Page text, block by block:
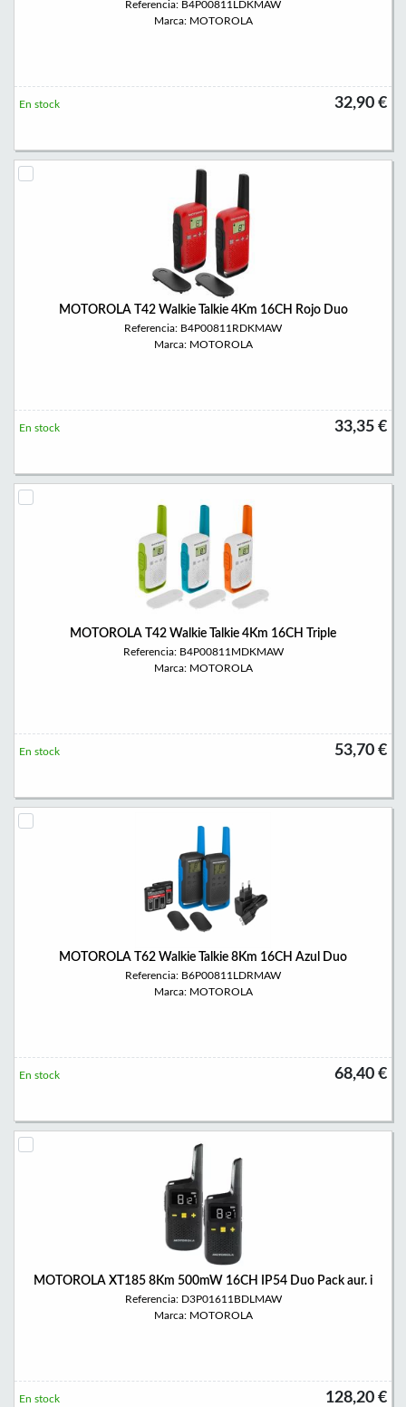
Referencia: B4P00811LDKMAW
Marca: MOTOROLA
32,90 €
En stock
MOTOROLA T42 Walkie Talkie 4Km 16CH Rojo Duo
Referencia: B4P00811RDKMAW
Marca: MOTOROLA
33,35 €
En stock
MOTOROLA T42 Walkie Talkie 4Km 16CH Triple
Referencia: B4P00811MDKMAW
Marca: MOTOROLA
53,70 €
En stock
MOTOROLA T62 Walkie Talkie 8Km 16CH Azul Duo
Referencia: B6P00811LDRMAW
Marca: MOTOROLA
68,40 €
En stock
MOTOROLA XT185 8Km 500mW 16CH IP54 Duo Pack aur. i
Referencia: D3P01611BDLMAW
Marca: MOTOROLA
128,20 €
En stock